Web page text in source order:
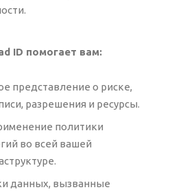
ID помогает вам:
представление о риске,
разрешения и ресурсы.
политики
во всей вашей
данных, вызванные